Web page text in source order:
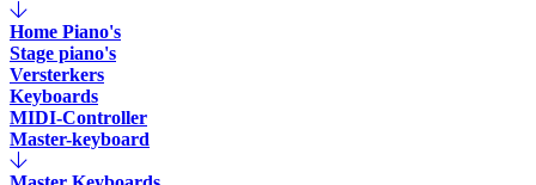
Home Piano's
Stage piano's
Versterkers
Keyboards
MIDI-Controller
Master-keyboard